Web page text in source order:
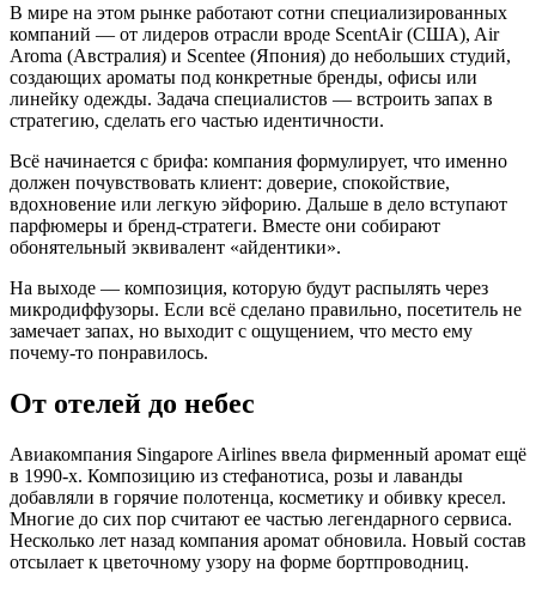
В мире на этом рынке работают сотни специализированных
компаний — от лидеров отрасли вроде ScentAir (США), Air
Aroma (Австралия) и Scentee (Япония) до небольших студий,
создающих ароматы под конкретные бренды, офисы или
линейку одежды. Задача специалистов — встроить запах в
стратегию, сделать его частью идентичности.
Всё начинается с брифа: компания формулирует, что именно
должен почувствовать клиент: доверие, спокойствие,
вдохновение или легкую эйфорию. Дальше в дело вступают
парфюмеры и бренд-стратеги. Вместе они собирают
обонятельный эквивалент «айдентики».
На выходе — композиция, которую будут распылять через
микродиффузоры. Если всё сделано правильно, посетитель не
замечает запах, но выходит с ощущением, что место ему
почему-то понравилось.
От отелей до небес
Авиакомпания Singapore Airlines ввела фирменный аромат ещё
в 1990-х. Композицию из стефанотиса, розы и лаванды
добавляли в горячие полотенца, косметику и обивку кресел.
Многие до сих пор считают ее частью легендарного сервиса.
Несколько лет назад компания аромат обновила. Новый состав
отсылает к цветочному узору на форме бортпроводниц.